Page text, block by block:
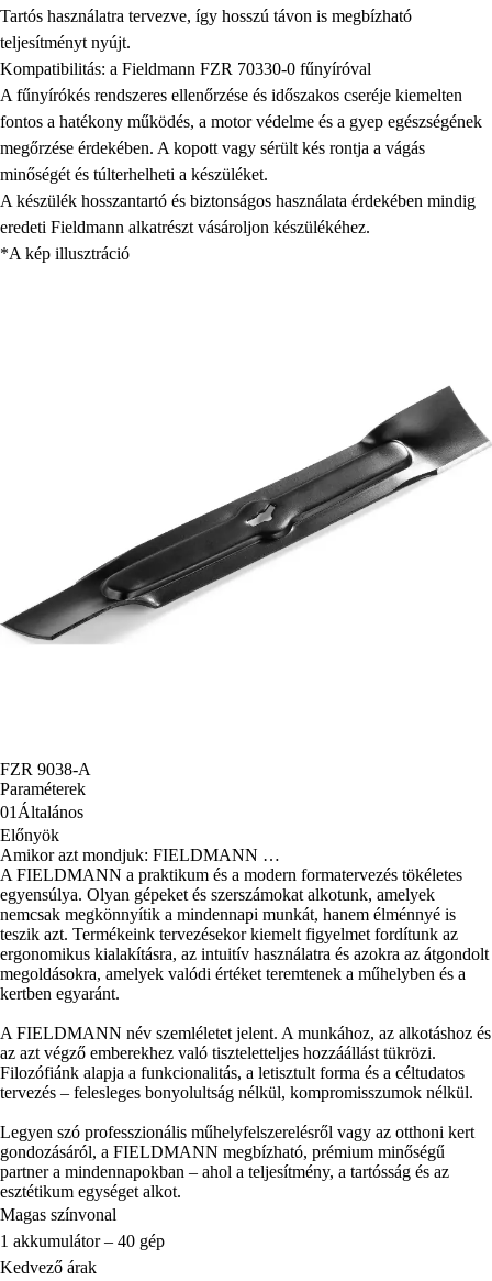
Tartós használatra tervezve, így hosszú távon is megbízható
teljesítményt nyújt.
Kompatibilitás: a Fieldmann FZR 70330-0 fűnyíróval
A fűnyírókés rendszeres ellenőrzése és időszakos cseréje kiemelten
fontos a hatékony működés, a motor védelme és a gyep egészségének
megőrzése érdekében. A kopott vagy sérült kés rontja a vágás
minőségét és túlterhelheti a készüléket.
A készülék hosszantartó és biztonságos használata érdekében mindig
eredeti Fieldmann alkatrészt vásároljon készülékéhez.
*A kép illusztráció
FZR 9038-A
Paraméterek
01 Általános
Előnyök
Amikor azt mondjuk: FIELDMANN …
A FIELDMANN a praktikum és a modern formatervezés tökéletes
egyensúlya. Olyan gépeket és szerszámokat alkotunk, amelyek
nemcsak megkönnyítik a mindennapi munkát, hanem élménnyé is
teszik azt. Termékeink tervezésekor kiemelt figyelmet fordítunk az
ergonomikus kialakításra, az intuitív használatra és azokra az átgondolt
megoldásokra, amelyek valódi értéket teremtenek a műhelyben és a
kertben egyaránt.
A FIELDMANN név szemléletet jelent. A munkához, az alkotáshoz és
az azt végző emberekhez való tiszteletteljes hozzáállást tükrözi.
Filozófiánk alapja a funkcionalitás, a letisztult forma és a céltudatos
tervezés – felesleges bonyolultság nélkül, kompromisszumok nélkül.
Legyen szó professzionális műhelyfelszerelésről vagy az otthoni kert
gondozásáról, a FIELDMANN megbízható, prémium minőségű
partner a mindennapokban – ahol a teljesítmény, a tartósság és az
esztétikum egységet alkot.
Magas színvonal
1 akkumulátor – 40 gép
Kedvező árak